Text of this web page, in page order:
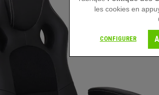
les cookies en
CONFIGURER